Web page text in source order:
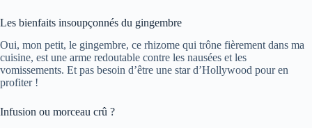
Les bienfaits insoupçonnés du gingembre
Oui, mon petit, le gingembre, ce rhizome qui trône fièrement dans ma
cuisine, est une arme redoutable contre les nausées et les
vomissements. Et pas besoin d’être une star d’Hollywood pour en
profiter !
Infusion ou morceau crû ?